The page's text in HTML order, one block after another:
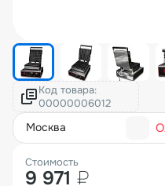
Код товара:
москва
Стоимость
9 971 ₽